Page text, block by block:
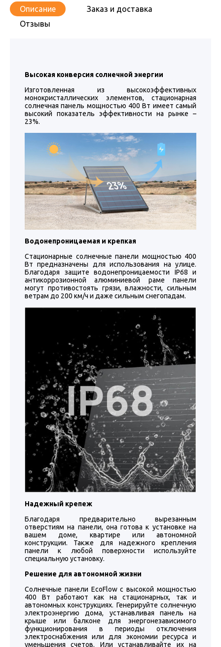
Описание
Заказ и доставка
Отзывы
Высокая конверсия солнечной энергии
Изготовленная из высокоэффективных
монокристаллических элементов, стационарная
солнечная панель мощностью 400 Вт имеет самый
высокий показатель эффективности на рынке –
23%.
Водонепроницаемая и крепкая
Стационарные солнечные панели мощностью 400
Вт предназначены для использования на улице.
Благодаря защите водонепроницаемости IP68 и
антикоррозионной алюминиевой раме панели
могут противостоять грязи, влажности, сильным
ветрам до 200 км/ч и даже сильным снегопадам.
Надежный крепеж
Благодаря предварительно вырезанным
отверстиям на панели, она готова к установке на
вашем доме, квартире или автономной
конструкции. Также для надежного крепления
панели к любой поверхности используйте
специальную установку.
Решение для автономной жизни
Солнечные панели EcoFlow с высокой мощностью
400 Вт работают как на стационарных, так и
автономных конструкциях. Генерируйте солнечную
электроэнергию дома, устанавливая панель на
крыше или балконе для энергонезависимого
функционирования в периоды отключения
электроснабжения или для экономии ресурса и
уменьшения счетов. Или устанавливайте их на